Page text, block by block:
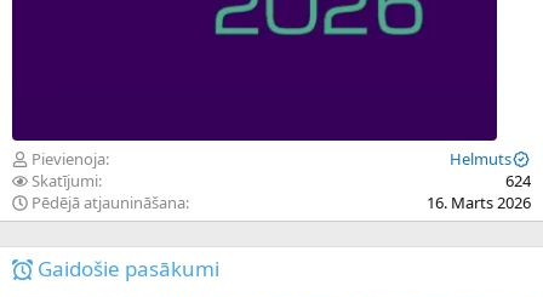
Pievienoja
Helmuts
Skatījumi
624
Pēdējā atjaunināšana
16. Marts 2026
Gaidošie pasākumi